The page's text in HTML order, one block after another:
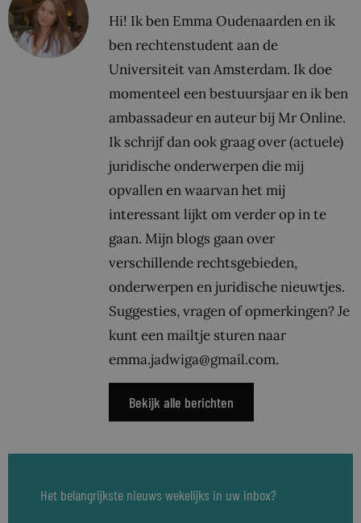
Hi! Ik ben Emma Oudenaarden en ik
ben rechtenstudent aan de
Universiteit van Amsterdam. Ik doe
momenteel een bestuursjaar en ik ben
ambassadeur en auteur bij Mr Online.
Ik schrijf dan ook graag over (actuele)
juridische onderwerpen die mij
opvallen en waarvan het mij
interessant lijkt om verder op in te
gaan. Mijn blogs gaan over
verschillende rechtsgebieden,
onderwerpen en juridische nieuwtjes.
Suggesties, vragen of opmerkingen? Je
kunt een mailtje sturen naar
emma.jadwiga@gmail.com.
Bekijk alle berichten
Het belangrijkste nieuws wekelijks in uw inbox?